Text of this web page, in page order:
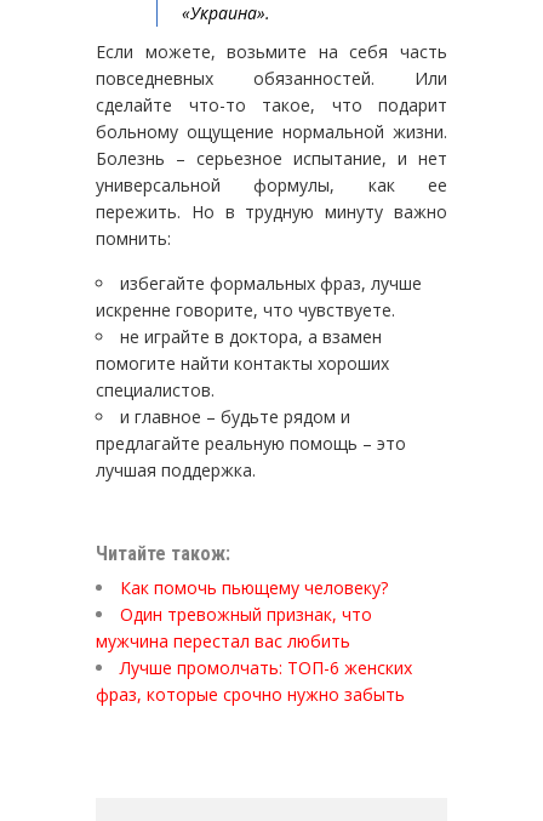
«Украина».
Если можете, возьмите на себя часть
повседневных обязанностей. Или
сделайте что-то такое, что подарит
больному ощущение нормальной жизни.
Болезнь – серьезное испытание, и нет
универсальной формулы, как ее
пережить. Но в трудную минуту важно
помнить:
избегайте формальных фраз, лучше
искренне говорите, что чувствуете.
не играйте в доктора, а взамен
помогите найти контакты хороших
специалистов.
и главное – будьте рядом и
предлагайте реальную помощь – это
лучшая поддержка.
Читайте також:
Как помочь пьющему человеку?
Один тревожный признак, что
мужчина перестал вас любить
Лучше промолчать: ТОП-6 женских
фраз, которые срочно нужно забыть